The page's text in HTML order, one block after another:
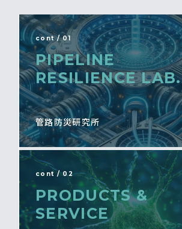
cont / 01
PIPELINE
RESILIENCE LAB.
管路防災研究所
cont / 02
PRODUCTS &
SERVICE